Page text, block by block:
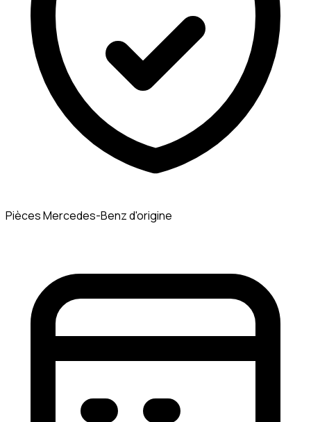
Pièces Mercedes-Benz d'origine